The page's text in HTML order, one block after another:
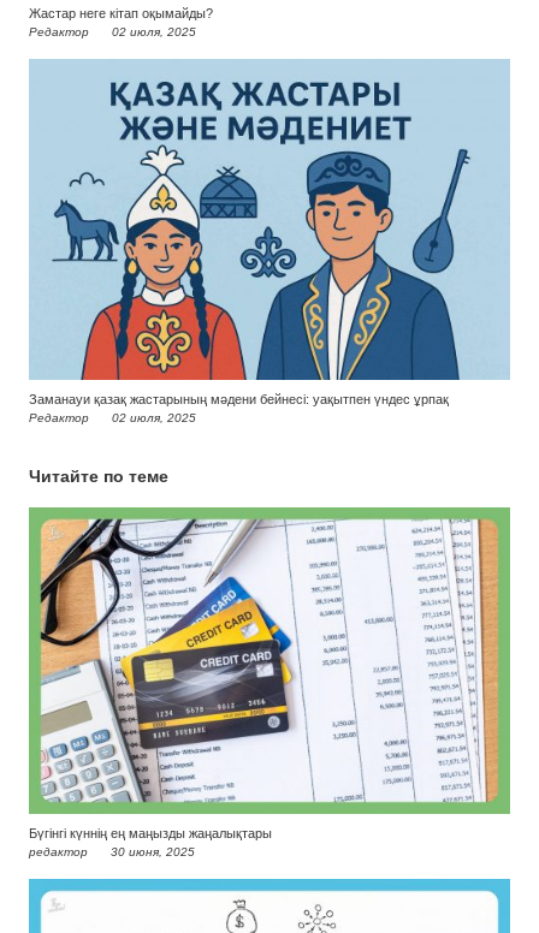
Жастар неге кітап оқымайды?
Редактор 02 июля, 2025
Заманауи қазақ жастарының мәдени бейнесі: уақытпен үндес ұрпақ
Редактор 02 июля, 2025
Читайте по теме
Бүгінгі күннің ең маңызды жаңалықтары
редактор 30 июня, 2025